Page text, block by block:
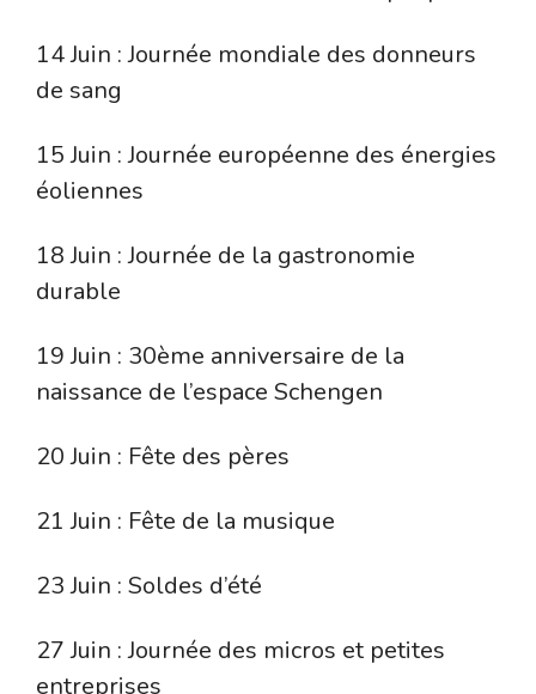
14 Juin : Journée mondiale des donneurs
de sang
15 Juin : Journée européenne des énergies
éoliennes
18 Juin : Journée de la gastronomie
durable
19 Juin : 30ème anniversaire de la
naissance de l’espace Schengen
20 Juin : Fête des pères
21 Juin : Fête de la musique
23 Juin : Soldes d’été
27 Juin : Journée des micros et petites
entreprises